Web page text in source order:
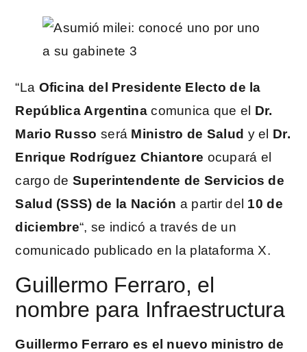
“La Oficina del Presidente Electo de la
República Argentinacomunica que el Dr.
Mario Russo será Ministro de Salud y el Dr.
Enrique Rodríguez Chiantore ocupará el
cargo deSuperintendente de Servicios de
Salud (SSS) de la Nación a partir del 10 de
diciembre“, se indicó a través de un
comunicado publicado en la plataforma X.
Guillermo Ferraro, el
nombre para Infraestructura
Guillermo Ferraro es el nuevo ministro de